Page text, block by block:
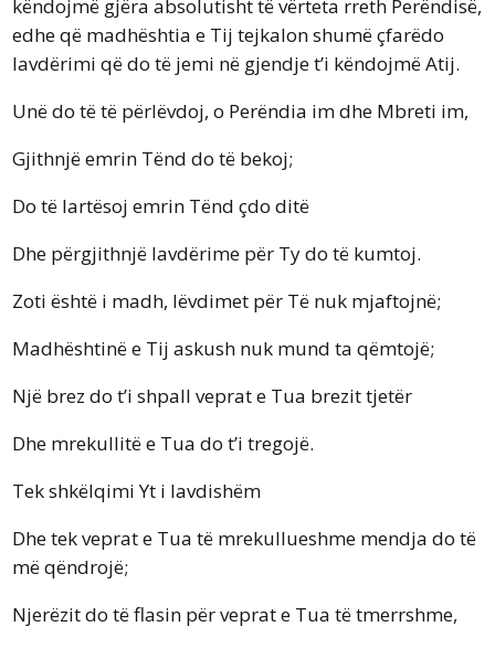
këndojmë gjëra absolutisht të vërteta rreth Perëndisë,
edhe që madhështia e Tij tejkalon shumë çfarëdo
lavdërimi që do të jemi në gjendje t’i këndojmë Atij.
Unë do të të përlëvdoj, o Perëndia im dhe Mbreti im,
Gjithnjë emrin Tënd do të bekoj;
Do të lartësoj emrin Tënd çdo ditë
Dhe përgjithnjë lavdërime për Ty do të kumtoj.
Zoti është i madh, lëvdimet për Të nuk mjaftojnë;
Madhështinë e Tij askush nuk mund ta qëmtojë;
Një brez do t’i shpall veprat e Tua brezit tjetër
Dhe mrekullitë e Tua do t’i tregojë.
Tek shkëlqimi Yt i lavdishëm
Dhe tek veprat e Tua të mrekullueshme mendja do të
më qëndrojë;
Njerëzit do të flasin për veprat e Tua të tmerrshme,